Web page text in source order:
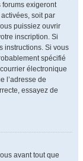
forums exigeront
soit par
puissiez ouvrir
inscription. Si
instructions. Si vous
spécifié
électronique
l’adresse de
essayez de
avant tout que